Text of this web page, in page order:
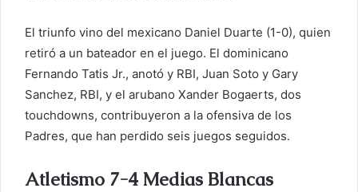
El triunfo vino del mexicano Daniel Duarte (1-0), quien
retiró a un bateador en el juego. El dominicano
Fernando Tatis Jr., anotó y RBI, Juan Soto y Gary
Sanchez, RBI, y el arubano Xander Bogaerts, dos
touchdowns, contribuyeron a la ofensiva de los
Padres, que han perdido seis juegos seguidos.
Atletismo 7-4 Medias Blancas